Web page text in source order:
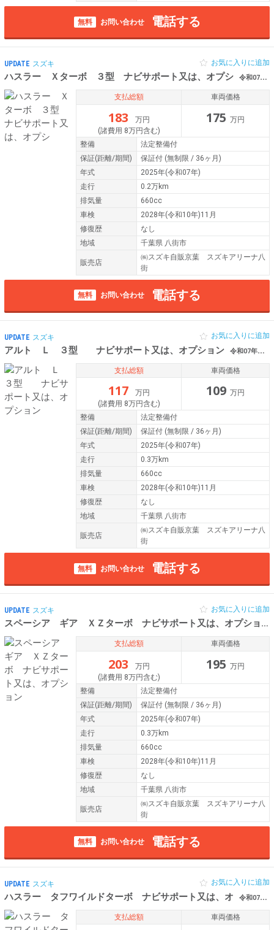
無料 お問い合わせ 電話する
UPDATE スズキ
ハスラー Ｘターボ ３型 ナビサポート又は、オプシ 令和07年（2025年） 0.2万km 千葉県八街市
お気に入りに追加
支払総額
183
万円
(諸費用 8万円含む)
車両価格
175 万円
整備
法定整備付
保証(距離/期間) 保証付 (無制限 / 36ヶ月)
年式
2025年(令和07年)
走行
0.2万km
排気量
660cc
車検
2028年(令和10年)11月
修復歴
なし
地域
千葉県 八街市
販売店
㈱スズキ自販京葉 スズキアリーナ八
街
無料 お問い合わせ 電話する
UPDATE スズキ
アルト Ｌ ３型 ナビサポート又は、オプション 令和07年（2025年） 0.3万km 千葉県八街市
お気に入りに追加
支払総額
117
万円
(諸費用 8万円含む)
車両価格
109 万円
整備
法定整備付
保証(距離/期間) 保証付 (無制限 / 36ヶ月)
年式
2025年(令和07年)
走行
0.3万km
排気量
660cc
車検
2028年(令和10年)11月
修復歴
なし
地域
千葉県 八街市
販売店
㈱スズキ自販京葉 スズキアリーナ八
街
無料 お問い合わせ 電話する
UPDATE スズキ
スペーシア ギア ＸＺターボ ナビサポート又は、オプション
お気に入りに追加
支払総額
203
万円
(諸費用 8万円含む)
車両価格
195 万円
整備
法定整備付
保証(距離/期間) 保証付 (無制限 / 36ヶ月)
年式
2025年(令和07年)
走行
0.3万km
排気量
660cc
車検
2028年(令和10年)11月
修復歴
なし
地域
千葉県 八街市
販売店
㈱スズキ自販京葉 スズキアリーナ八
街
無料 お問い合わせ 電話する
UPDATE スズキ
ハスラー タフワイルドターボ ナビサポート又は、オ 令和07年（2025年） 0.2万km 千葉県八街市
お気に入りに追加
支払総額 車両価格